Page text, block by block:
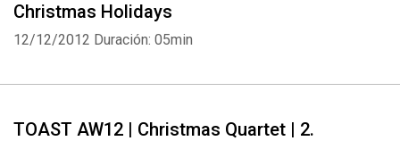
Christmas Holidays
12/12/2012 Duración: 05min
TOAST AW12 | Christmas Quartet | 2.